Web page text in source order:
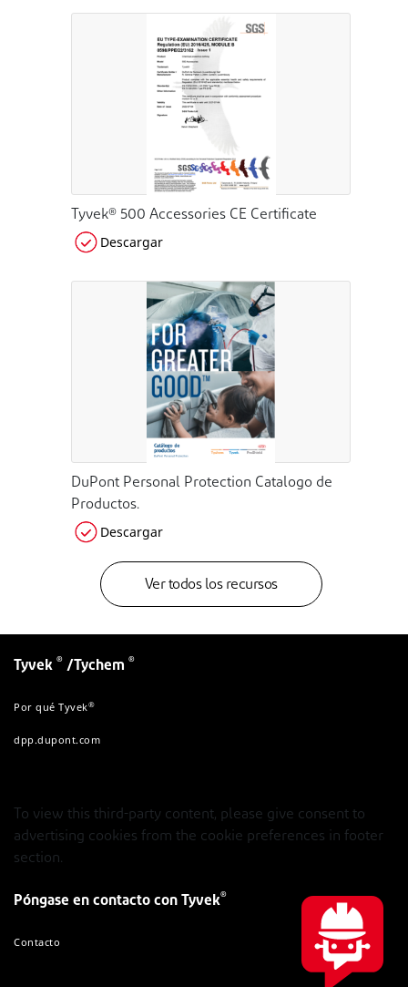
Tyvek® 500 Accessories CE Certificate
Descargar
DuPont Personal Protection Catalogo de
Productos.
Descargar
Ver todos los recursos
Tyvek ® /Tychem ®
Por qué Tyvek®
dpp.dupont.com
To view this third-party content, please give consent to
advertising cookies from the cookie preferences in footer
section.
Póngase en contacto con Tyvek®
Contacto